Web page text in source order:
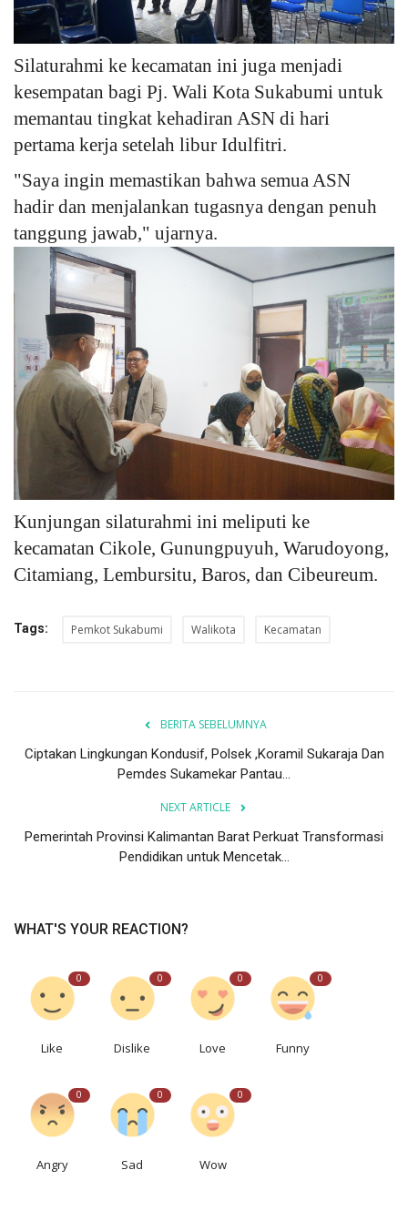
Silaturahmi ke kecamatan ini juga menjadi
kesempatan bagi Pj. Wali Kota Sukabumi untuk
memantau tingkat kehadiran ASN di hari
pertama kerja setelah libur Idulfitri.
"Saya ingin memastikan bahwa semua ASN
hadir dan menjalankan tugasnya dengan penuh
tanggung jawab," ujarnya.
Kunjungan silaturahmi ini meliputi ke
kecamatan Cikole, Gunungpuyuh, Warudoyong,
Citamiang, Lembursitu, Baros, dan Cibeureum.
Tags: Pemkot Sukabumi Walikota Kecamatan
BERITA SEBELUMNYA
Ciptakan Lingkungan Kondusif, Polsek ,Koramil Sukaraja Dan
Pemdes Sukamekar Pantau...
NEXT ARTICLE
Pemerintah Provinsi Kalimantan Barat Perkuat Transformasi
Pendidikan untuk Mencetak...
WHAT'S YOUR REACTION?
0
Like
0
Dislike
0
Love
0
Funny
0
Angry
0
Sad
0
Wow